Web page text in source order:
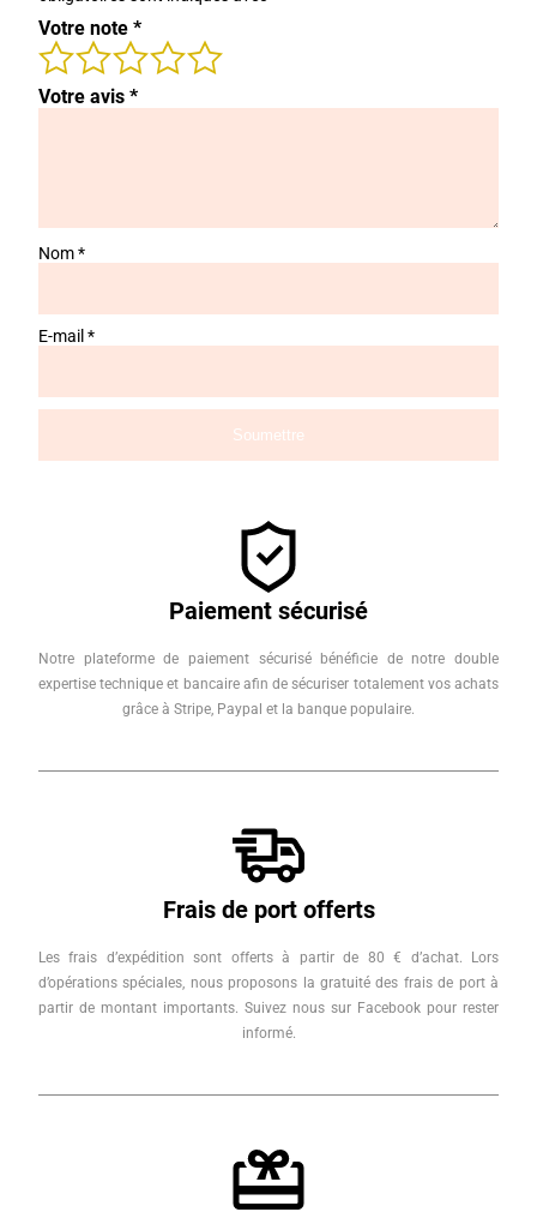
Votre note *
Votre avis *
Nom*
E-mail *
Paiement sécurisé
Notre plateforme de paiement sécurisé bénéficie de notre double
expertise technique et bancaire afin de sécuriser totalement vos achats
grâce à Stripe, Paypal et la banque populaire.
Frais de port offerts
Les frais d’expédition sont offerts à partir de 80 € d’achat. Lors
d’opérations spéciales, nous proposons la gratuité des frais de port à
partir de montant importants. Suivez nous sur Facebook pour rester
informé.